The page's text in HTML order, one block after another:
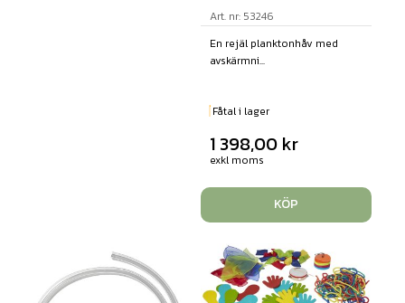
Art. nr: 53246
En rejäl planktonhåv med
avskärmni...
Fåtal i lager
1 398,00 kr
exkl moms
KÖP